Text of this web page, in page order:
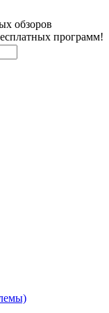
обзоров
программ!